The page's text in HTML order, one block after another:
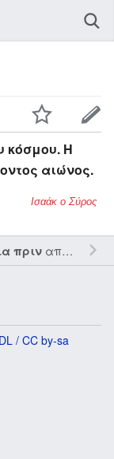
κόσμου. Η
αιώνος.
Ισαάκ ο Σύρος
πριναπό τον την
/ CC by-sa